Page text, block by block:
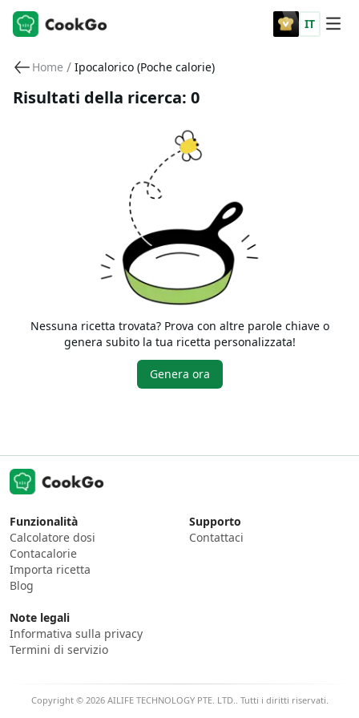
IT
Home / Ipocalorico (Poche calorie)
Risultati della ricerca: 0
Nessuna ricetta trovata? Prova con altre parole chiave o
genera subito la tua ricetta personalizzata!
Genera ora
Funzionalità
Calcolatore dosi
Contacalorie
Importa ricetta
Blog
Supporto
Contattaci
Note legali
Informativa sulla privacy
Termini di servizio
Copyright © 2026 AILIFE TECHNOLOGY PTE. LTD.. Tutti i diritti riservati.